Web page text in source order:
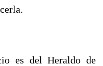
es del Heraldo de